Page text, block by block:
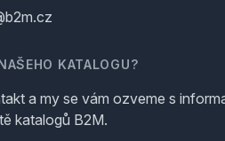
KATALOGU?
a my se vám ozveme s
katalogů B2M.